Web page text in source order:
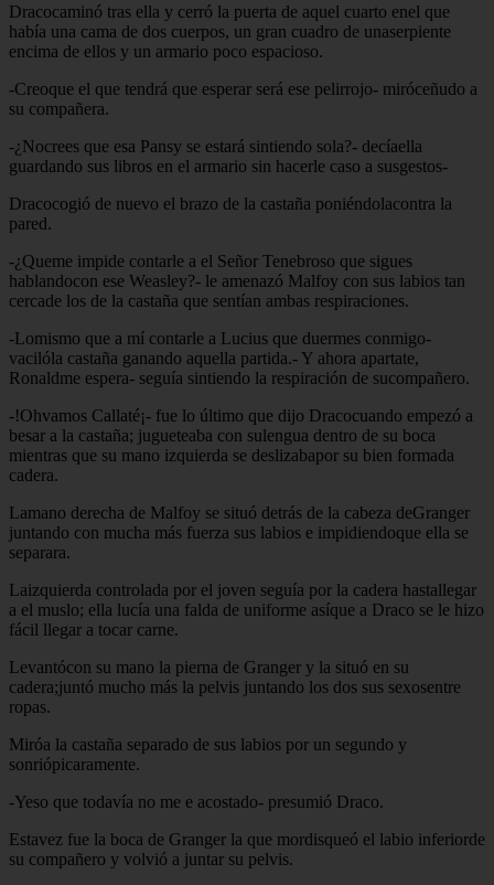
Dracocaminó tras ella y cerró la puerta de aquel cuarto enel que
había una cama de dos cuerpos, un gran cuadro de unaserpiente
encima de ellos y un armario poco espacioso.
-Creoque el que tendrá que esperar será ese pelirrojo- miróceñudo a
su compañera.
-¿Nocrees que esa Pansy se estará sintiendo sola?- decíaella
guardando sus libros en el armario sin hacerle caso a susgestos-
Dracocogió de nuevo el brazo de la castaña poniéndolacontra la
pared.
-¿Queme impide contarle a el Señor Tenebroso que sigues
hablandocon ese Weasley?- le amenazó Malfoy con sus labios tan
cercade los de la castaña que sentían ambas respiraciones.
-Lomismo que a mí contarle a Lucius que duermes conmigo-
vacilóla castaña ganando aquella partida.- Y ahora apartate,
Ronaldme espera- seguía sintiendo la respiración de sucompañero.
-!Ohvamos Callaté¡- fue lo último que dijo Dracocuando empezó a
besar a la castaña; jugueteaba con sulengua dentro de su boca
mientras que su mano izquierda se deslizabapor su bien formada
cadera.
Lamano derecha de Malfoy se situó detrás de la cabeza deGranger
juntando con mucha más fuerza sus labios e impidiendoque ella se
separara.
Laizquierda controlada por el joven seguía por la cadera hastallegar
a el muslo; ella lucía una falda de uniforme asíque a Draco se le hizo
fácil llegar a tocar carne.
Levantócon su mano la pierna de Granger y la situó en su
cadera;juntó mucho más la pelvis juntando los dos sus sexosentre
ropas.
Miróa la castaña separado de sus labios por un segundo y
sonriópicaramente.
-Yeso que todavía no me e acostado- presumió Draco.
Estavez fue la boca de Granger la que mordisqueó el labio inferiorde
su compañero y volvió a juntar su pelvis.